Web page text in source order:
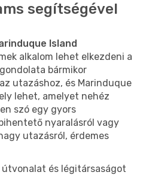
segítségével
Island
alkalom lehet elkezdeni a
bármikor
utazáshoz, és Marinduque
lehet, amelyet nehéz
szó egy gyors
nyaralásról vagy
utazásról, érdemes
útvonalat és légitársaságot